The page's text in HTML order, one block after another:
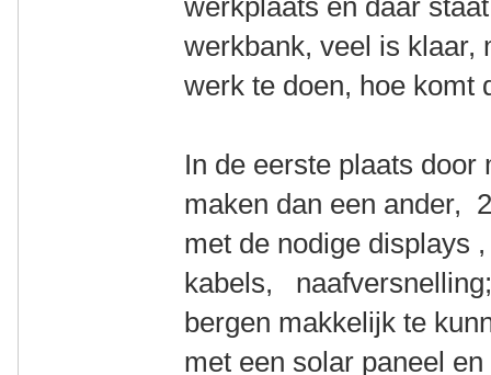
werkplaats en daar
werkbank, veel is klaar,
werk te doen, hoe komt
In de eerste plaats
maken dan een ander,
met de nodige displays
kabels,
bergen makkelijk te
met een solar paneel